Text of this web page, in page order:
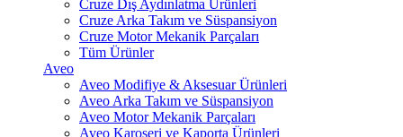
Cruze Dış Aydınlatma Ürünleri
Cruze Arka Takım ve Süspansiyon
Cruze Motor Mekanik Parçaları
Tüm Ürünler
Aveo
Aveo Modifiye & Aksesuar Ürünleri
Aveo Arka Takım ve Süspansiyon
Aveo Motor Mekanik Parçaları
Aveo Karoseri ve Kaporta Ürünleri